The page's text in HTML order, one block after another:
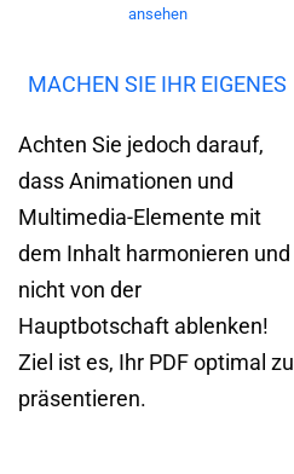
ansehen
MACHEN SIE IHR EIGENES
Achten Sie jedoch darauf,
dass Animationen und
Multimedia-Elemente mit
dem Inhalt harmonieren und
nicht von der
Hauptbotschaft ablenken!
Ziel ist es, Ihr PDF optimal zu
präsentieren.